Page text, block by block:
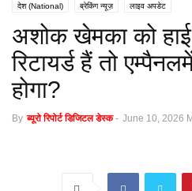
देश (National) ब्रेकिंग न्यूज़ लाइव अपडेट
अशोक खेमका को हाई
रिटायर्ड हैं तो
होगा?
By ब्यूरो रिपोर्ट डिजिटल डेस्क - June 10, 2026